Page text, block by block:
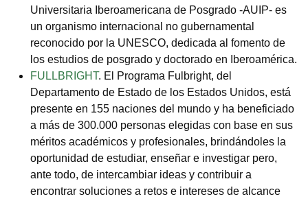
Universitaria Iberoamericana de Posgrado -AUIP- es
un organismo internacional no gubernamental
reconocido por la UNESCO, dedicada al fomento de
los estudios de posgrado y doctorado en Iberoamérica.
FULLBRIGHT. El Programa Fulbright, del
Departamento de Estado de los Estados Unidos, está
presente en 155 naciones del mundo y ha beneficiado
a más de 300.000 personas elegidas con base en sus
méritos académicos y profesionales, brindándoles la
oportunidad de estudiar, enseñar e investigar pero,
ante todo, de intercambiar ideas y contribuir a
encontrar soluciones a retos e intereses de alcance